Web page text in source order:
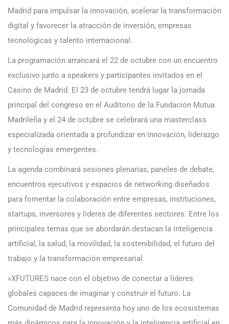
Madrid para impulsar la innovación, acelerar la transformación
digital y favorecer la atracción de inversión, empresas
tecnológicas y talento internacional.
La programación arrancará el 22 de octubre con un encuentro
exclusivo junto a speakers y participantes invitados en el
Casino de Madrid. El 23 de octubre tendrá lugar la jornada
principal del congreso en el Auditorio de la Fundación Mutua
Madrileña y el 24 de octubre se celebrará una masterclass
especializada orientada a profundizar en innovación, liderazgo
y tecnologías emergentes.
La agenda combinará sesiones plenarias, paneles de debate,
encuentros ejecutivos y espacios de networking diseñados
para fomentar la colaboración entre empresas, instituciones,
startups, inversores y líderes de diferentes sectores. Entre los
principales temas que se abordarán destacan la inteligencia
artificial, la salud, la movilidad, la sostenibilidad, el futuro del
trabajo y la transformación empresarial.
«XFUTURES nace con el objetivo de conectar a líderes
globales capaces de imaginar y construir el futuro. La
Comunidad de Madrid representa hoy uno de los ecosistemas